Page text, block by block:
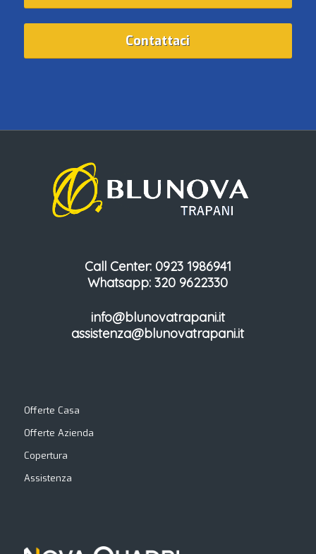
Contattaci
Call Center: 0923 1986941
Whatsapp: 320 9622330
info@blunovatrapani.it
assistenza@blunovatrapani.it
Offerte Casa
Offerte Azienda
Copertura
Assistenza